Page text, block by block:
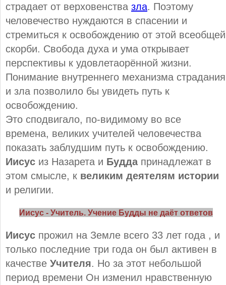
страдает от верховенства зла. Поэтому
человечество нуждаются в спасении и
стремиться к освобождению от этой всеобщей
скорби. Свобода духа и ума открывает
перспективы к удовлетаорённой жизни.
Понимание внутреннего механизма страдания
и зла позволило бы увидеть путь к
освобождению.
Это сподвигало, по-видимому во все
времена, великих учителей человечества
показать заблудшим путь к освобождению.
Иисус из Назарета и Буддапринадлежат в
этом смысле, к великим деятелям истории
и религии.
Иисус - Учитель. Учение Будды не даёт ответов
Иисус прожил на Земле всего 33 лет года , и
только последние три года он был активен в
качестве Учителя. Но за этот небольшой
период времени Он изменил нравственную